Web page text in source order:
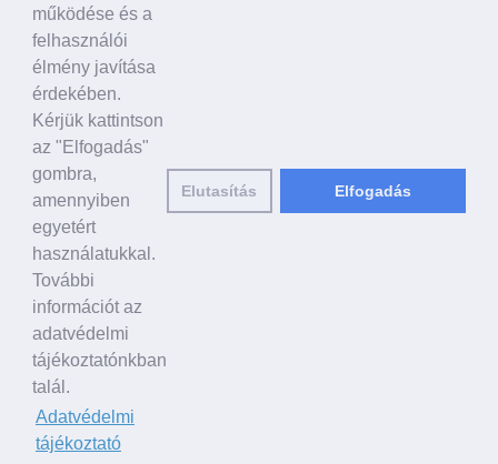
Civil szervezetek, ENSZ
Egyéb
A VILÁG HÍREI
HAGYOMÁNYOS KÍNAI KULTÚRA
Ősi történetek
Történelmi személyek
Shen Yun Performing Arts
LINKEK
falundafa.org
hu.faluninfo.eu
minghui.org
pureinsight.org
E-mail küldése a szerkesztőknek:
2026 ClearHarmony.net |
működése és a
felhasználói
élmény javítása
érdekében.
Kérjük kattintson
az "Elfogadás"
gombra,
amennyiben
egyetért
használatukkal.
További
információt az
adatvédelmi
tájékoztatónkban
talál.
Adatvédelmi
tájékoztató
Elutasítás Elfogadás